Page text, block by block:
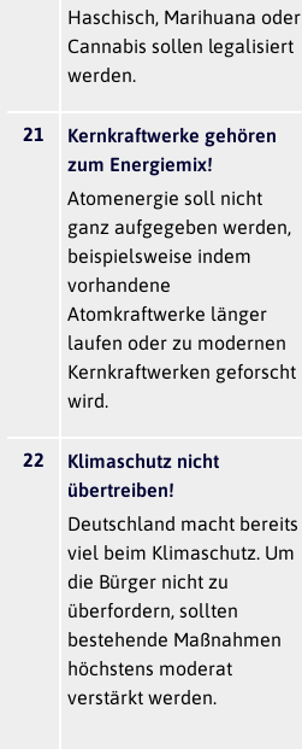
Haschisch, Marihuana oder
Cannabis sollen legalisiert
werden.
21
Kernkraftwerke gehören
zum Energiemix!
Atomenergie soll nicht
ganz aufgegeben werden,
beispielsweise indem
vorhandene
Atomkraftwerke länger
laufen oder zu modernen
Kernkraftwerken geforscht
wird.
22
Klimaschutz nicht
übertreiben!
Deutschland macht bereits
viel beim Klimaschutz. Um
die Bürger nicht zu
überfordern, sollten
bestehende Maßnahmen
höchstens moderat
verstärkt werden.